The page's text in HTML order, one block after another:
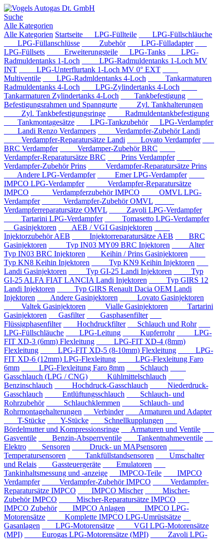
Suche
Alle Kategorien
Alle Kategorien Startseite LPG-Füllteile
LPG-Füllschläuche
LPG-Füllanschlüsse
Zubehör
LPG-Fülladapter
LPG-Füllsets
Erweiterungsteile LPG-Tanks
LPG-
Radmuldentanks 1-Loch
LPG-Radmuldentanks 1-Loch MV
INT
LPG-Unterflurtank 1-Loch MV 0° EXT
Multiventile
LPG-Radmldentanks 4-Loch
Tankarmaturen
Radmuldentanks 4-Loch
LPG-Zylindertanks 4-Loch
Tankarmaturen Zylindertanks 4-Loch
Tankbefestigung
Befestigungsrahmen und Spanngurte
Zyl. Tankhalterungen
Zyl. Tankbefestigungsringe
Radmuldentankbefestigung
Tankmontagesätze
LPG-Tankzubehör
LPG-Verdampfer
Landi Renzo Verdampers
Verdampfer-Zubehör Landi
Verdampfer-Reparatursätze Landi
Lovato Verdampfer
BRC Verdampfer
Verdamper-Zubehör BRC
Verdampfer-Reparatursätze BRC
Prins Verdampfer
Verdampfer-Zubehör Prins
Verdampfer-Reparatursätze Prins
Andere LPG-Verdampfer
Emer LPG-Verdampfer
IMPCO LPG-Verdampfer
Verdampfer-Reparatursätze
IMPCO
Verdampferzubehör IMPCO
OMVL LPG-
Verdampfer
Verdampfer-Zubehör OMVL
Verdampferreparatursätze OMVL
Zavoli LPG-Verdampfer
Tartarini LPG-Verdampfer
Tomasetto LPG-Verdampfer
Gasinjektoren
AEB / VGI Gasinjektoren
Injektorzubehör AEB
Injektorreparatursätze AEB
BRC
Gasinjektoren
Typ IN03 MY09 BRC Injektoren
Alter
Typ IN03 BRC Injektoren
Keihin / Prins Gasinjektoren
Typ KN8 Keihin Injektoren
Typ KN9 Keihin Injektoren
Landi Gasinjektoren
Typ GI-25 Landi Injektoren
Typ
GI-25 ALFA FIAT LANCIA Landi Injektoren
Typ GIRS 12
Landi Injektoren
Typ GIRS Renault Dacia OEM Landi
Injektoren
Andere Gasinjektoren
Lovato Gasinjektoren
Valtek Gasinjektoren
Vialle Gasinjektoren
Tartarini
Gasinjektoren
Gasfilter
Gasphasenfilter
Flüssigphasenfilter
Hochdruckfilter
Schlauch und Rohr
LPG-Füllschläuche
LPG-Leitung Kupferrohr
LPG-
FIT XD-3 (6mm) Flexleitung
LPG-FIT XD-4 (8mm)
Flexleitung
LPG-FIT XD-5 (8-10mm) Flexleitung
LPG-
FIT XD-6 (12mm) LPG-Flexleitung
LPG-Flexleitung Faro
6mm
LPG-Flexleitung Faro 8mm
Schlauch
Gasschlauch (LPG / CNG)
Kühlmittelschlauch
Benzinschlauch
Hochdruck-Gasschlauch
Niederdruck-
Gasschlauch
Entlüftungsschlauch
Schlauch- und
Rohrzubehör
Schlauchklemmen
Schlauch- und
Rohrmontagehalterungen
Verbinder
Armaturen und Adapter
T-Stücke
Y-Stücke
Schnellkupplungen
Bördelmutter und Kompressionsringe
Armaturen und Ventile
Gasventile
Benzin-Absperrventile
Tankentnahmeventile
Elektro
Sensoren
Druck- un MAPsensoren
Temperatursensoren
Tankfüllstandsensoren
Umschalter
und Relais
Gassteuergeräte
Emulatoren
Tankinhaltsmessung und -anzeige
IMPCO-Teile
IMPCO
Verdampfer
Verdampfer-Zubehör IMPCO
Verdampfer-
Reparatursätze IMPCO
IMPCO Mischer
Mischer-
Zubehör IMPCO
Mischer-Reparatursätze IMPCO
IMPCO Zubehör
IMPCO Anlagen
IMPCO LPG-
Motorensätze
Komplette IMPCO LPG-Umrüstsätze
Gasanlagen
LPG-Motorensätze
VGI LPG-Motorensätze
(MPI)
Eurogas LPG-Motorensätze (MPI)
Zavoli LPG-